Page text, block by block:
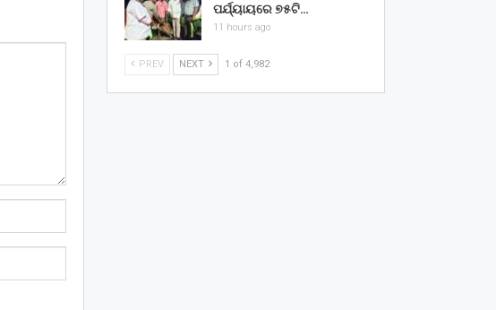
ପର୍ଯ୍ୟାୟରେ ୭୫ଟି…
11 hours ago
PREV NEXT 1 of 4,982